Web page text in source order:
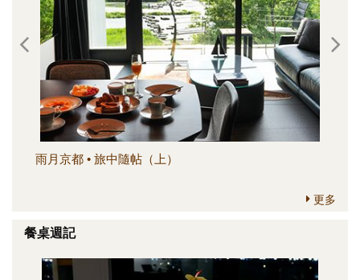
媒體報導一覽
合作與代言
訂閱電子報
雨月京都 • 旅中隨帖（上）
更多
餐桌週記